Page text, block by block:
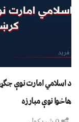
د اسلامي امارت نوې
هاخوا نوې مبارزه